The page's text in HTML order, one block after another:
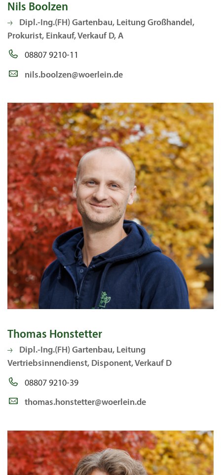
Nils Boolzen
Dipl.-Ing.(FH) Gartenbau, Leitung Großhandel,
Prokurist, Einkauf, Verkauf D, A
08807 9210-11
nils.boolzen@woerlein.de
Thomas Honstetter
Dipl.-Ing.(FH) Gartenbau, Leitung
Vertriebsinnendienst, Disponent, Verkauf D
08807 9210-39
thomas.honstetter@woerlein.de